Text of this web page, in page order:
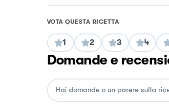
VOTA QUESTA RICETTA
1 2 3 4
Domande e